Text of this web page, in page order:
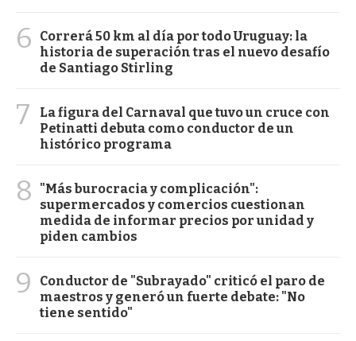
6
Correrá 50 km al día por todo Uruguay: la
historia de superación tras el nuevo desafío
de Santiago Stirling
7
La figura del Carnaval que tuvo un cruce con
Petinatti debuta como conductor de un
histórico programa
8
"Más burocracia y complicación":
supermercados y comercios cuestionan
medida de informar precios por unidad y
piden cambios
9
Conductor de "Subrayado" criticó el paro de
maestros y generó un fuerte debate: "No
tiene sentido"